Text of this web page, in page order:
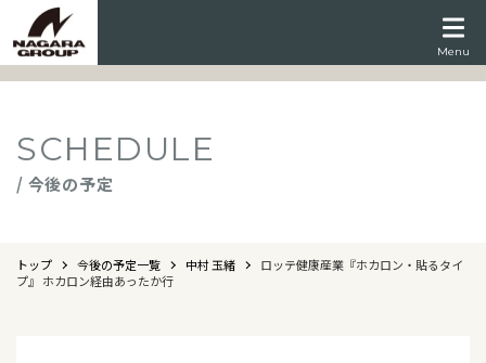
Menu
SCHEDULE
/ 今後の予定
トップ 今後の予定一覧 中村 玉緒
ロッテ健康産業『ホカロン・貼るタイ
プ』 ホカロン経由あったか行